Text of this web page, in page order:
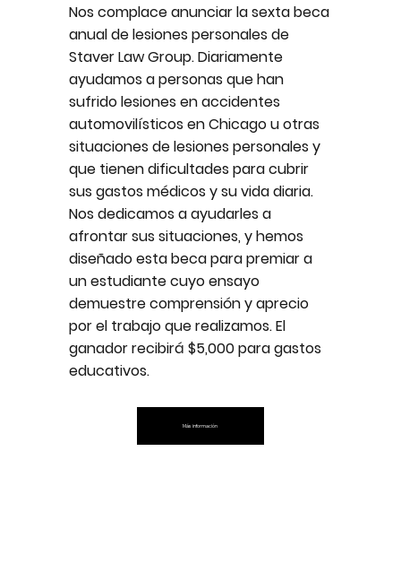
Nos complace anunciar la sexta beca
anual de lesiones personales de
Staver Law Group. Diariamente
ayudamos a personas que han
sufrido lesiones en accidentes
automovilísticos en Chicago u otras
situaciones de lesiones personales y
que tienen dificultades para cubrir
sus gastos médicos y su vida diaria.
Nos dedicamos a ayudarles a
afrontar sus situaciones, y hemos
diseñado esta beca para premiar a
un estudiante cuyo ensayo
demuestre comprensión y aprecio
por el trabajo que realizamos. El
ganador recibirá $5,000 para gastos
educativos.
Más información